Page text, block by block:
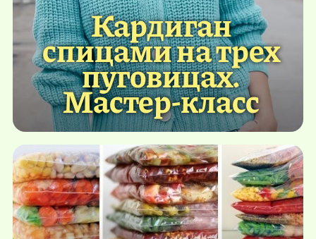
Кардиган
спицами на трех
пуговицах.
Мастер-класс